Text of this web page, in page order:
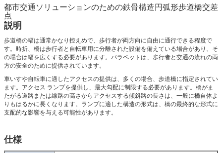
都市交通ソリューションのための鉄骨構造円弧形歩道橋交差
点
説明
歩道橋の幅は通常かなり控えめで、歩行者が両方向に自由に通行できる程度で
す。時折、橋は歩行者と自転車用に分離された設備を備えている場合があり、そ
の場合は幅を広くする必要があります。パラペットは、歩行者と交通の流れの両
方の安全のために提供されています。
車いすや自転車に適したアクセスの提供は、多くの場合、歩道橋に指定されてい
ます。アクセス ランプを提供し、最大勾配に制限する必要があります。橋がま
たがる道路または線路の高さからアクセスする傾斜路の長さは、一般に橋自体よ
りもはるかに長くなります。ランプに適した構造の形式は、橋の最終的な形式に
支配的な影響を与える可能性があります。
仕様